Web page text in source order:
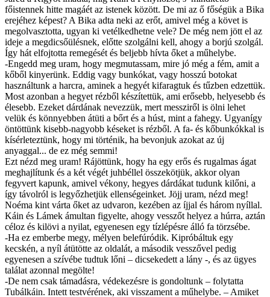
főistennek hitte magáét az istenek között. De mi az ő főségük a Bika
erejéhez képest? A Bika adta neki az erőt, amivel még a követ is
megolvasztotta, ugyan ki vetélkedhetne vele? De még nem jött el az
ideje a megdicsőülésnek, előtte szolgálni kell, ahogy a borjú szolgál.
Így hát elfojtotta remegését és beljebb hívta őket a műhelybe.
-Engedd meg uram, hogy megmutassam, mire jó még a fém, amit a
kőből kinyerünk. Eddig vagy bunkókat, vagy hosszú botokat
használtunk a harcra, aminek a hegyét kifaragtuk és tűzben edzettük.
Most azonban a hegyet rézből készítettük, ami erősebb, helyesebb és
élesebb. Ezeket dárdának nevezzük, mert messziről is ölni lehet
velük és könnyebben átüti a bőrt és a húst, mint a fahegy. Ugyanígy
öntöttünk kisebb-nagyobb késeket is rézből. A fa- és kőbunkókkal is
kísérleteztünk, hogy mi történik, ha bevonjuk azokat az új
anyaggal... de ez még semmi!
Ezt nézd meg uram! Rájöttünk, hogy ha egy erős és rugalmas ágat
meghajlítunk és a két végét juhbéllel összekötjük, akkor olyan
fegyvert kapunk, amivel vékony, hegyes dárdákat tudunk kilőni, a
így távolról is legyőzhetjük ellenségeinket. Jöjj uram, nézd meg!
Noéma kint várta őket az udvaron, kezében az íjjal és három nyíllal.
Káin és Lámek ámultan figyelte, ahogy vesszőt helyez a húrra, aztán
céloz és kilövi a nyilat, egyenesen egy tízlépésre álló fa törzsébe.
-Ha ez emberbe megy, mélyen belefúródik. Kipróbáltuk egy
kecskén, a nyíl átütötte az oldalát, a második vesszővel pedig
egyenesen a szívébe tudtuk lőni – dicsekedett a lány -, és az ügyes
találat azonnal megölte!
-De nem csak támadásra, védekezésre is gondoltunk – folytatta
Tubálkáin. Intett testvérének, aki visszament a műhelybe. – Amiket